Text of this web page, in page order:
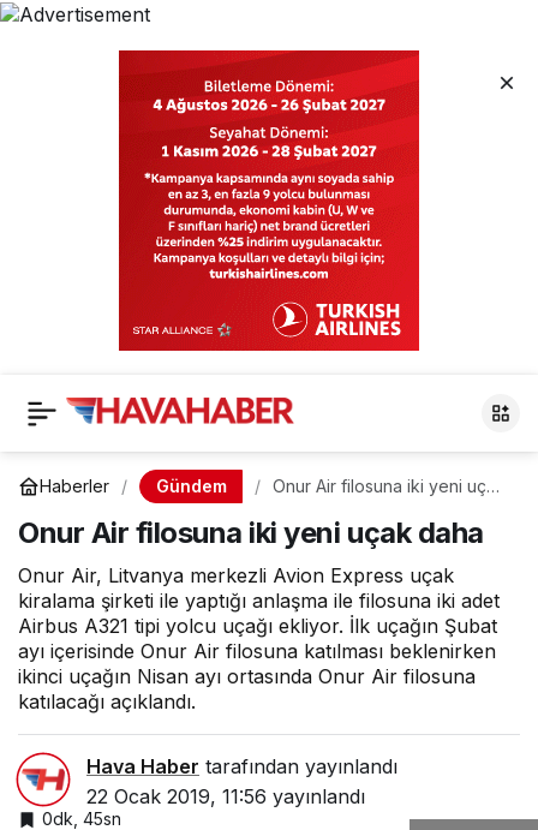
Haberler Gündem
Onur Air filosuna iki yeni uçak
Onur Air filosuna iki yeni uçak daha
Onur Air, Litvanya merkezli Avion Express uçak
kiralama şirketi ile yaptığı anlaşma ile filosuna iki adet
Airbus A321 tipi yolcu uçağı ekliyor. İlk uçağın Şubat
ayı içerisinde Onur Air filosuna katılması beklenirken
ikinci uçağın Nisan ayı ortasında Onur Air filosuna
katılacağı açıklandı.
Hava Haber tarafından yayınlandı
22 Ocak 2019, 11:56 yayınlandı
0dk, 45sn